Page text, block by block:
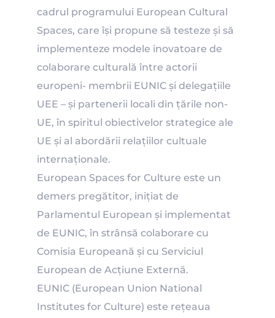
cadrul programului European Cultural
Spaces, care își propune să testeze și să
implementeze modele inovatoare de
colaborare culturală între actorii
europeni- membrii EUNIC și delegațiile
UEE – și partenerii locali din țările non-
UE, în spiritul obiectivelor strategice ale
UE și al abordării relațiilor cultuale
internaționale.
European Spaces for Culture este un
demers pregătitor, inițiat de
Parlamentul European și implementat
de EUNIC, în strânsă colaborare cu
Comisia Europeană și cu Serviciul
European de Acțiune Externă.
EUNIC (European Union National
Institutes for Culture) este rețeaua